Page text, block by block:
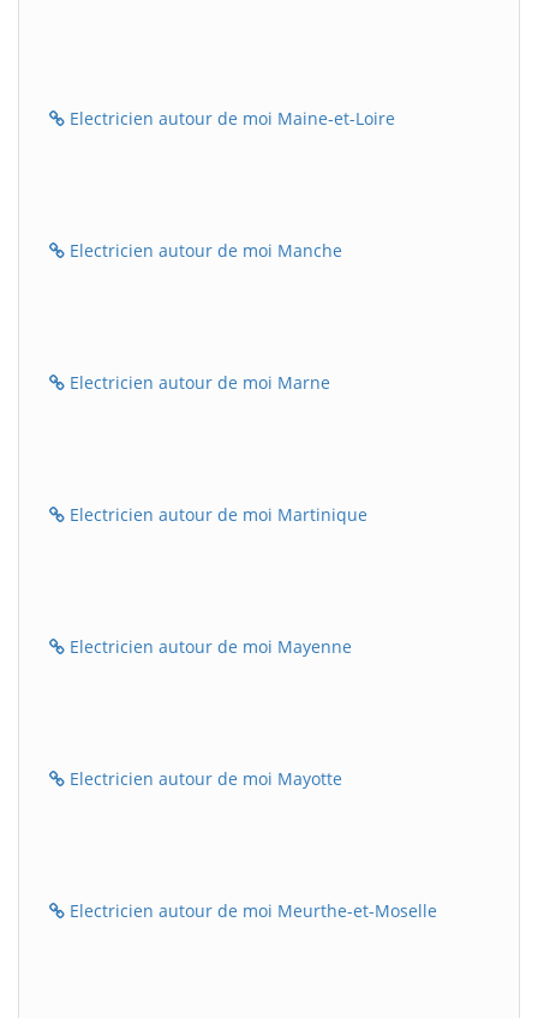
Electricien autour de moi Maine-et-Loire
Electricien autour de moi Manche
Electricien autour de moi Marne
Electricien autour de moi Martinique
Electricien autour de moi Mayenne
Electricien autour de moi Mayotte
Electricien autour de moi Meurthe-et-Moselle